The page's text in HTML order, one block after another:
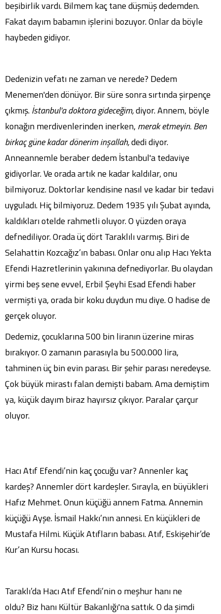
beşibirlik vardı. Bilmem kaç tane düşmüş dedemden.
Fakat dayım babamın işlerini bozuyor. Onlar da böyle
haybeden gidiyor.
Dedenizin vefatı ne zaman ve nerede? Dedem
Menemen'den dönüyor. Bir süre sonra sırtında şirpençe
çıkmış.İstanbul'a doktora gideceğim,diyor. Annem, böyle
konağın merdivenlerinden inerken, merak etmeyin. Ben
birkaç güne kadar dönerim inşallah,dedi diyor.
Anneannemle beraber dedem İstanbul'a tedaviye
gidiyorlar. Ve orada artık ne kadar kaldılar, onu
bilmiyoruz. Doktorlar kendisine nasıl ve kadar bir tedavi
uyguladı. Hiç bilmiyoruz. Dedem 1935 yılı Şubat ayında,
kaldıkları otelde rahmetli oluyor. O yüzden oraya
defnediliyor. Orada üç dört Taraklılı varmış. Biri de
Selahattin Kozcağız’ın babası. Onlar onu alıp Hacı Yekta
Efendi Hazretlerinin yakınına defnediyorlar. Bu olaydan
yirmi beş sene evvel, Erbil Şeyhi Esad Efendi haber
vermişti ya, orada bir koku duydun mu diye. O hadise de
gerçek oluyor.
Dedemiz, çocuklarına 500 bin liranın üzerine miras
bırakıyor. O zamanın parasıyla bu 500.000 lira,
tahminen üç bin evin parası. Bir şehir parası neredeyse.
Çok büyük mirastı falan demişti babam. Ama demiştim
ya, küçük dayım biraz hayırsız çıkıyor. Paralar çarçur
oluyor.
Hacı Atıf Efendi’nin kaç çocuğu var? Annenler kaç
kardeş? Annemler dört kardeşler. Sırayla, en büyükleri
Hafız Mehmet. Onun küçüğü annem Fatma. Annemin
küçüğü Ayşe. İsmail Hakkı’nın annesi. En küçükleri de
Mustafa Hilmi. Küçük Atıfların babası. Atıf, Eskişehir’de
Kur’an Kursu hocası.
Taraklı’da Hacı Atıf Efendi’nin o meşhur hanı ne
oldu? Biz hanı Kültür Bakanlığı'na sattık. O da şimdi